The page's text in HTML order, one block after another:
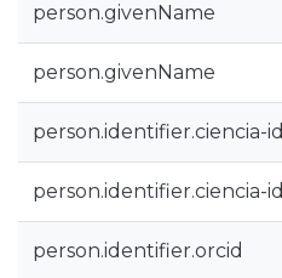
person.givenName
person.givenName
person.identifier.ciencia-id
person.identifier.ciencia-id
person.identifier.orcid